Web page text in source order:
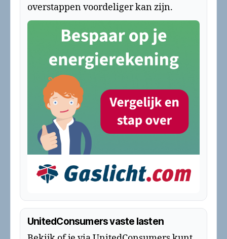
overstappen voordeliger kan zijn.
UnitedConsumers vaste lasten